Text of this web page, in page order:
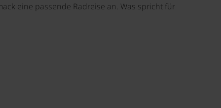
eine passende Radreise an. Was spricht für